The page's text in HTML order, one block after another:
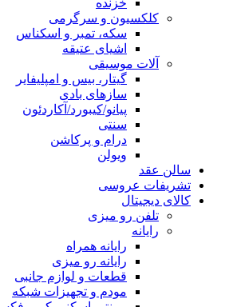
خزنده
کلکسیون و سرگرمی
سکه، تمبر و اسکناس
اشیای عتیقه
آلات موسیقی
گیتار، بیس و امپلیفایر
سازهای بادی
پیانو/کیبورد/آکاردئون
سنتی
درام و پرکاشن
ویولن
سالن عقد
تشریفات عروسی
کالای دیجیتال
تلفن رو میزی
رایانه
رایانه همراه
رایانه رو میزی
قطعات و لوازم جانبی
مودم و تجهیزات شبکه